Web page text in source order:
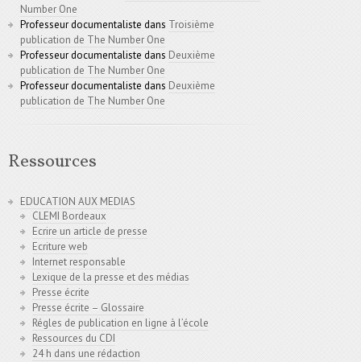
Number One
Professeur documentaliste dans Troisième
publication de The Number One
Professeur documentaliste dans Deuxième
publication de The Number One
Professeur documentaliste dans Deuxième
publication de The Number One
Ressources
EDUCATION AUX MEDIAS
CLEMI Bordeaux
Ecrire un article de presse
Ecriture web
Internet responsable
Lexique de la presse et des médias
Presse écrite
Presse écrite – Glossaire
Régles de publication en ligne à l’école
Ressources du CDI
24 h dans une rédaction